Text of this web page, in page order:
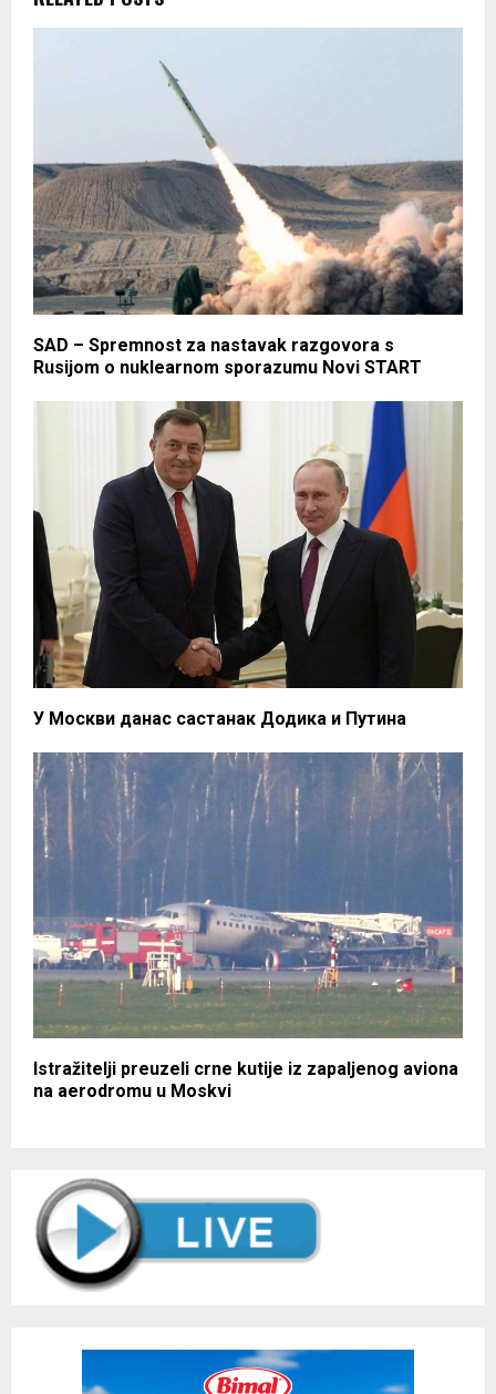
SAD – Spremnost za nastavak razgovora s
Rusijom o nuklearnom sporazumu Novi START
У Москви данас састанак Додика и Путина
Istražitelji preuzeli crne kutije iz zapaljenog aviona
na aerodromu u Moskvi